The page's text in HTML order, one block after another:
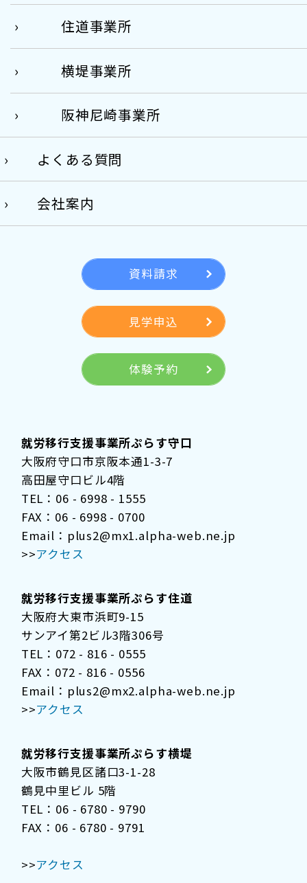
住道事業所
横堤事業所
阪神尼崎事業所
よくある質問
会社案内
資料請求
見学申込
体験予約
就労移行支援事業所ぷらす守口
大阪府守口市京阪本通1-3-7
高田屋守口ビル4階
TEL：06 - 6998 - 1555
FAX：06 - 6998 - 0700
Email：plus2@mx1.alpha-web.ne.jp
>>アクセス
就労移行支援事業所ぷらす住道
大阪府大東市浜町9-15
サンアイ第2ビル3階306号
TEL：072 - 816 - 0555
FAX：072 - 816 - 0556
Email：plus2@mx2.alpha-web.ne.jp
>>アクセス
就労移行支援事業所ぷらす横堤
大阪市鶴見区諸口3-1-28
鶴見中里ビル 5階
TEL：06 - 6780 - 9790
FAX：06 - 6780 - 9791
>>アクセス